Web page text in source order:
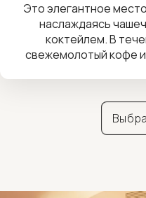
Это элегантное
наслаждаясь
коктейлем. В
свежемолотый кофе